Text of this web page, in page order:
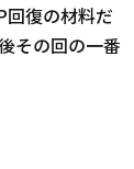
回復の材料だ
その回の一番